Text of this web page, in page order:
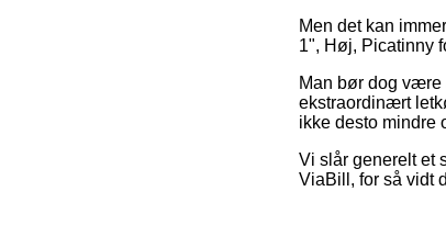
Men det kan
1", Høj, Picatinny
Man bør dog være
ekstraordinært
ikke desto mindre
Vi slår generelt et
ViaBill, for så vidt